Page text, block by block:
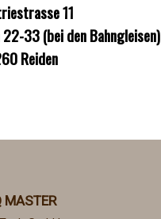
11
22-33 (bei den Bahngleisen)
Reiden
MASTER